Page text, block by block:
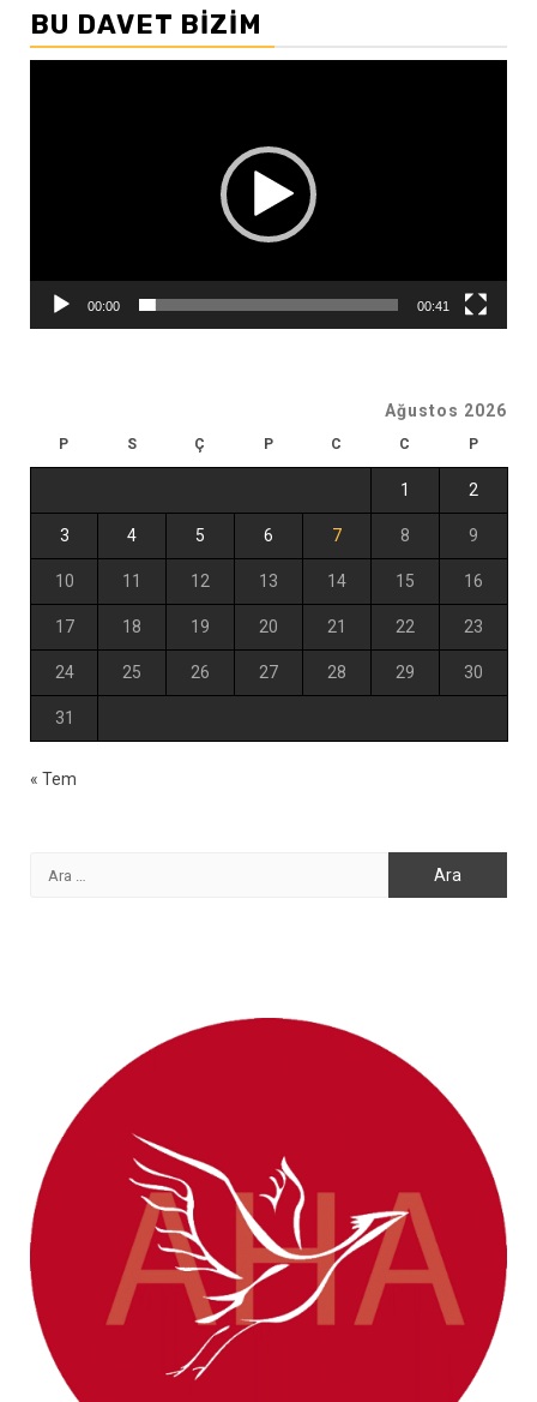
BU DAVET BIZIM
00:00 00:41
Ağustos 2026
P S Ç P C C P
1 2
3 4 5 6 7 8 9
10 11 12 13 14 15 16
17 18 19 20 21 22 23
24 25 26 27 28 29 30
31
« Tem